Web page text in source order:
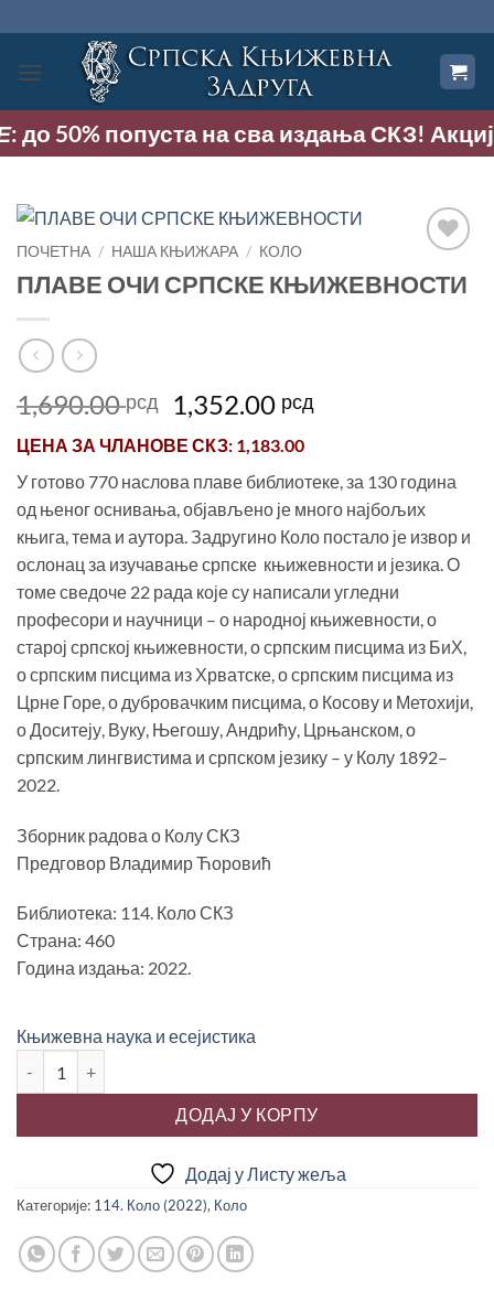
на
садржај
50% попуста на сва издања СКЗ! Акција
у
ПОЧЕТНА / НАША КЊИЖАРА / КОЛО
ПЛАВЕ ОЧИ СРПСКЕ КЊИЖЕВНОСТИ
1,690.00рсд
Оригинална
је
била:
1,690.00 рсд.
1,352.00 рсдТренутна
1,352.00 рсд.
ЦЕНА ЗА ЧЛАНОВЕ СКЗ: 1,183.00
У готово 770 наслова плаве библиотеке, за 130 година
од њеног оснивања, објављено је много најбољих
књига, тема и аутора. Задругино Коло постало је извор и
ослонац за изучавање српске књижевности и језика. О
томе сведоче 22 рада које су написали угледни
професори и научници – о народној књижевности, о
старој српској књижевности, о српским писцима из БиХ,
о српским писцима из Хрватске, о српским писцима из
Црне Горе, о дубровачким писцима, о Косову и Метохији,
о Доситеју, Вуку, Његошу, Андрићу, Црњанском, о
српским лингвистима и српском језику – у Колу 1892–
2022.
Зборник радова о Колу СКЗ
Предговор Владимир Ћоровић
Библиотека: 114. Коло СКЗ
Страна: 460
Година издања: 2022.
Књижевна наука и есејистика
ДОДАЈ У КОРПУ
Додај у Листу жеља
Категорије: 114. Коло (2022), Коло